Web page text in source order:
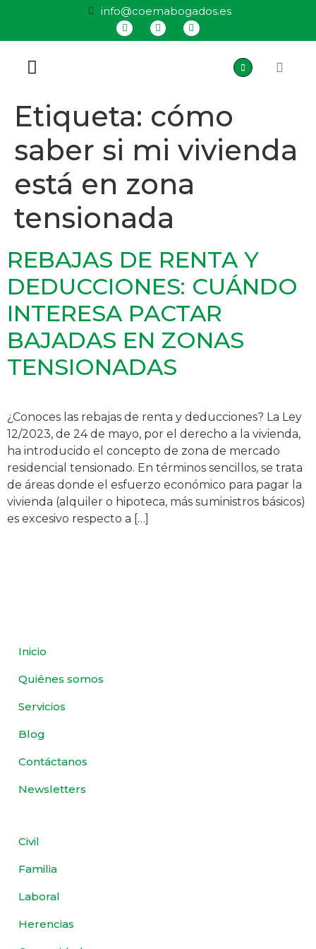
info@coemabogados.es
Etiqueta: cómo
saber si mi vivienda
está en zona
tensionada
REBAJAS DE RENTA Y
DEDUCCIONES: CUÁNDO
INTERESA PACTAR
BAJADAS EN ZONAS
TENSIONADAS
¿Conoces las rebajas de renta y deducciones? La Ley
12/2023, de 24 de mayo, por el derecho a la vivienda,
ha introducido el concepto de zona de mercado
residencial tensionado. En términos sencillos, se trata
de áreas donde el esfuerzo económico para pagar la
vivienda (alquiler o hipoteca, más suministros básicos)
es excesivo respecto a […]
Inicio
Quiénes somos
Servicios
Blog
Contáctanos
Newsletters
Civil
Familia
Laboral
Herencias